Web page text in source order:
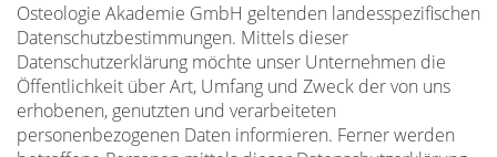
Osteologie Akademie GmbH geltenden landesspezifischen
Datenschutzbestimmungen. Mittels dieser
Datenschutzerklärung möchte unser Unternehmen die
Öffentlichkeit über Art, Umfang und Zweck der von uns
erhobenen, genutzten und verarbeiteten
personenbezogenen Daten informieren. Ferner werden